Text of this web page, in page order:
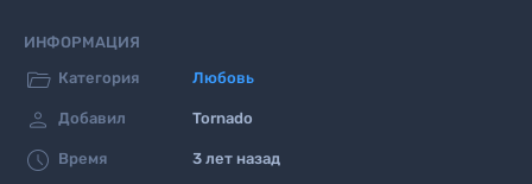
ИНФОРМАЦИЯ
 Категория Любовь
 Добавил Tornado
 Время 3 лет назад